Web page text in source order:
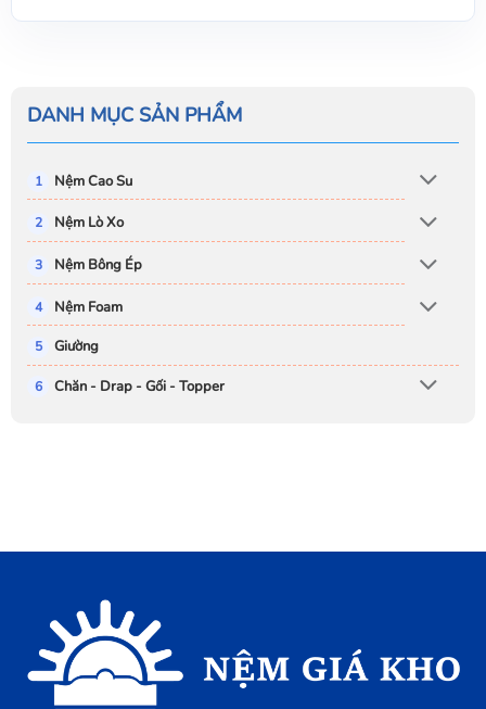
DANH MỤC SẢN PHẨM
Nệm Cao Su
Nệm Lò Xo
Nệm Bông Ép
Nệm Foam
Giường
Chăn - Drap - Gối - Topper